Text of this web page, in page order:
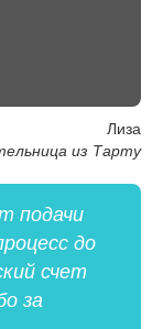
Лиза
из Тарту
подачи
до
счет
за